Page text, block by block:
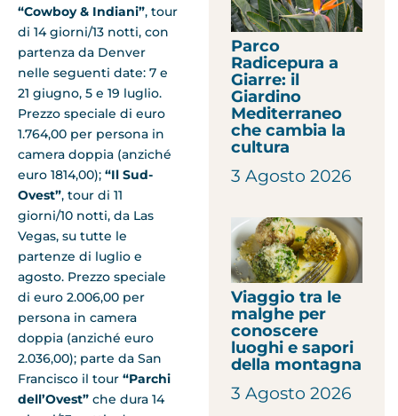
“Cowboy & Indiani”, tour
di 14 giorni/13 notti, con
partenza da Denver
nelle seguenti date: 7 e
21 giugno, 5 e 19 luglio.
Prezzo speciale di euro
1.764,00 per persona in
camera doppia (anziché
euro 1814,00); “Il Sud-
Ovest”, tour di 11
giorni/10 notti, da Las
Vegas, su tutte le
partenze di luglio e
agosto. Prezzo speciale
di euro 2.006,00 per
persona in camera
doppia (anziché euro
2.036,00); parte da San
Francisco il tour “Parchi
dell’Ovest” che dura 14
Parco
Radicepura a
Giarre: il
Giardino
Mediterraneo
che cambia la
cultura
3 Agosto 2026
Viaggio tra le
malghe per
conoscere
luoghi e sapori
della montagna
3 Agosto 2026